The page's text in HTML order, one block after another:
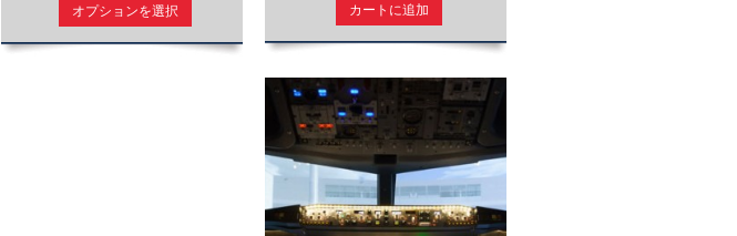
オプションを選択 カートに追加